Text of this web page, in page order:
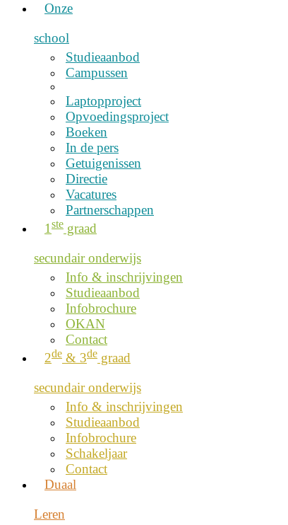
Onze
school
Studieaanbod
Campussen
Laptopproject
Opvoedingsproject
Boeken
In de pers
Getuigenissen
Directie
Vacatures
Partnerschappen
1 ste graad
secundair onderwijs
Info & inschrijvingen
Studieaanbod
Infobrochure
OKAN
Contact
2de & 3de graad
secundair onderwijs
Info & inschrijvingen
Studieaanbod
Infobrochure
Schakeljaar
Contact
Duaal
Leren